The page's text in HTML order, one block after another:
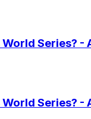
Series? -
Series? -